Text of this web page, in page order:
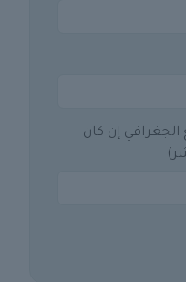
الجغرافي إن كان